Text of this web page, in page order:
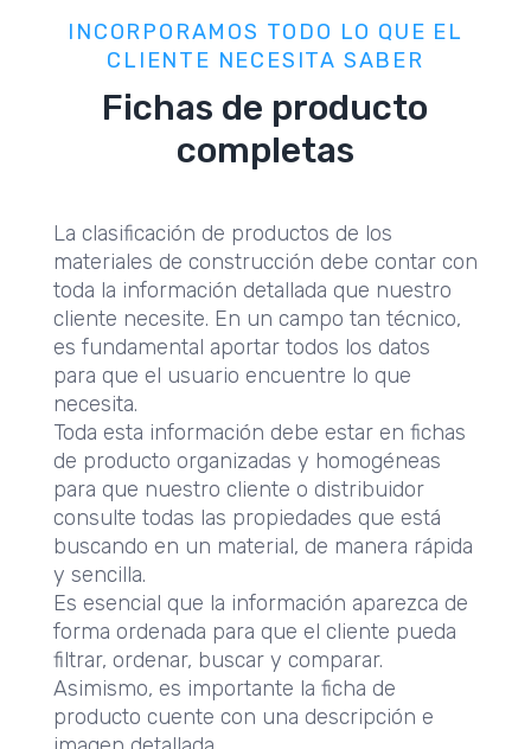
INCORPORAMOS TODO LO QUE EL
CLIENTE NECESITA SABER
Fichas de producto
completas
La clasificación de productos de los
materiales de construcción debe contar con
toda la información detallada que nuestro
cliente necesite. En un campo tan técnico,
es fundamental aportar todos los datos
para que el usuario encuentre lo que
necesita.
Toda esta información debe estar en fichas
de producto organizadas y homogéneas
para que nuestro cliente o distribuidor
consulte todas las propiedades que está
buscando en un material, de manera rápida
y sencilla.
Es esencial que la información aparezca de
forma ordenada para que el cliente pueda
filtrar, ordenar, buscar y comparar.
Asimismo, es importante la ficha de
producto cuente con una descripción e